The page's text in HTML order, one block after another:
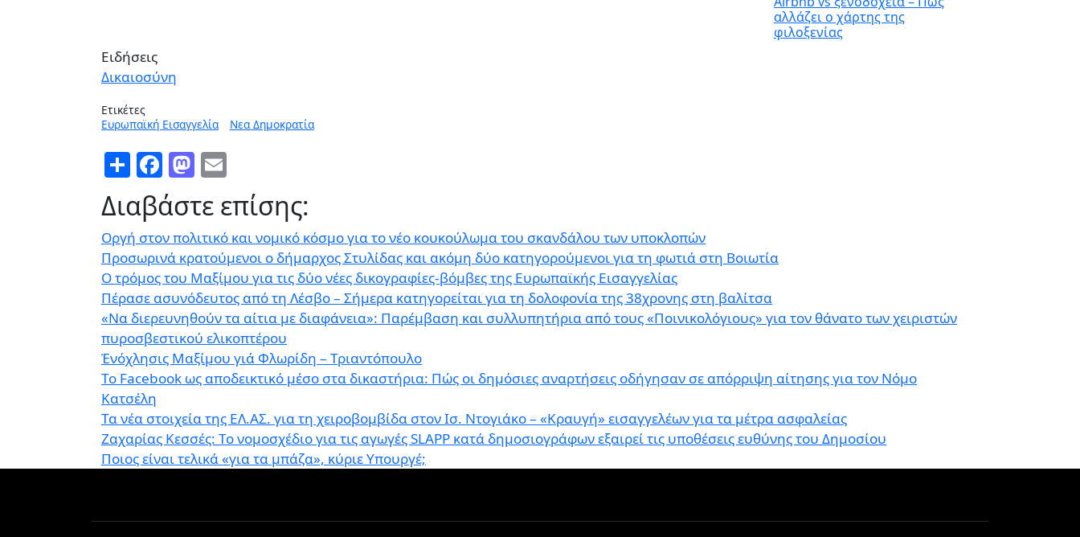
αλλάζει ο χάρτης της
φιλοξενίας
Ειδήσεις
Δικαιοσύνη
Ετικέτες
Ευρωπαϊκή Εισαγγελία
Νεα Δημοκρατία
ShareFacebook
Mastodon
Διαβάστε επίσης:
Οργή στον πολιτικό και νομικό κόσμο για το νέο κουκούλωμα του σκανδάλου των υποκλοπών
Προσωρινά κρατούμενοι ο δήμαρχος Στυλίδας και ακόμη δύο κατηγορούμενοι για τη φωτιά στη Βοιωτία
Ο τρόμος του Μαξίμου για τις δύο νέες δικογραφίες-βόμβες της Ευρωπαϊκής Εισαγγελίας
Πέρασε ασυνόδευτος από τη Λέσβο – Σήμερα κατηγορείται για τη δολοφονία της 38χρονης στη βαλίτσα
«Να διερευνηθούν τα αίτια με διαφάνεια»: Παρέμβαση και συλλυπητήρια από τους «Ποινικολόγιους» για τον θάνατο των χειριστών
πυροσβεστικού ελικοπτέρου
Ἐνόχλησις Μαξίμου γιά Φλωρίδη – Τριαντόπουλο
Το Facebook ως αποδεικτικό μέσο στα δικαστήρια: Πώς οι δημόσιες αναρτήσεις οδήγησαν σε απόρριψη αίτησης για τον Νόμο
Κατσέλη
Τα νέα στοιχεία της ΕΛ.ΑΣ. για τη χειροβομβίδα στον Ισ. Ντογιάκο – «Κραυγή» εισαγγελέων για τα μέτρα ασφαλείας
Ζαχαρίας Κεσσές: Το νομοσχέδιο για τις αγωγές SLAPP κατά δημοσιογράφων εξαιρεί τις υποθέσεις ευθύνης του Δημοσίου
Ποιος είναι τελικά «για τα μπάζα», κύριε Υπουργέ;